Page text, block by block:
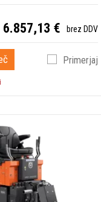
6.857,13 € brez DDV
Primerjaj